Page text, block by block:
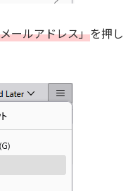
ールアドレス」を押し